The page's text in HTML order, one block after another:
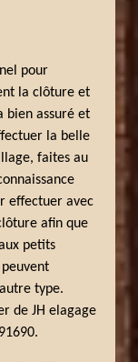
pour
la clôture et
bien assuré et
la belle
faites au
effectuer avec
afin que
petits
type.
de JH elagage